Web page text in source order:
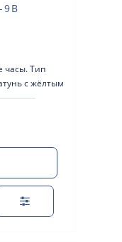
9B
часы. Тип
с жёлтым